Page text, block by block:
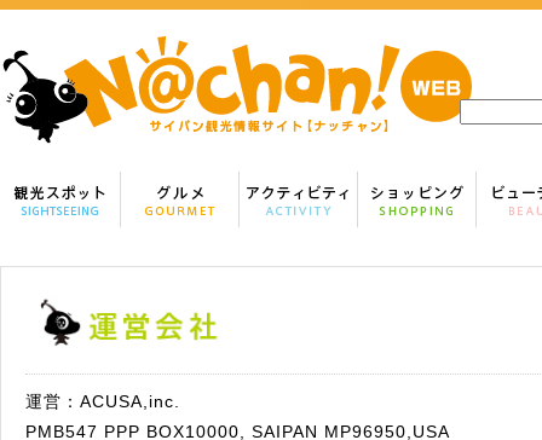
運営：ACUSA,inc.
PMB547 PPP BOX10000, SAIPAN MP96950,USA